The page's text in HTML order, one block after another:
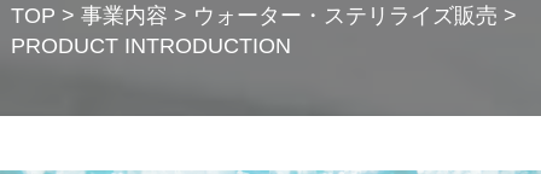
TOP > 事業内容 > ウォーター・ステリライズ販売 >
PRODUCT INTRODUCTION